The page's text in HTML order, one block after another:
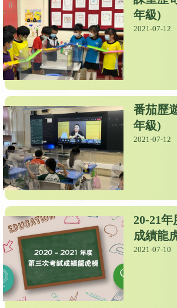
年級)
2021-07-12
番茄歷
年級)
2021-07-12
20-21
成績龍
2021-07-10